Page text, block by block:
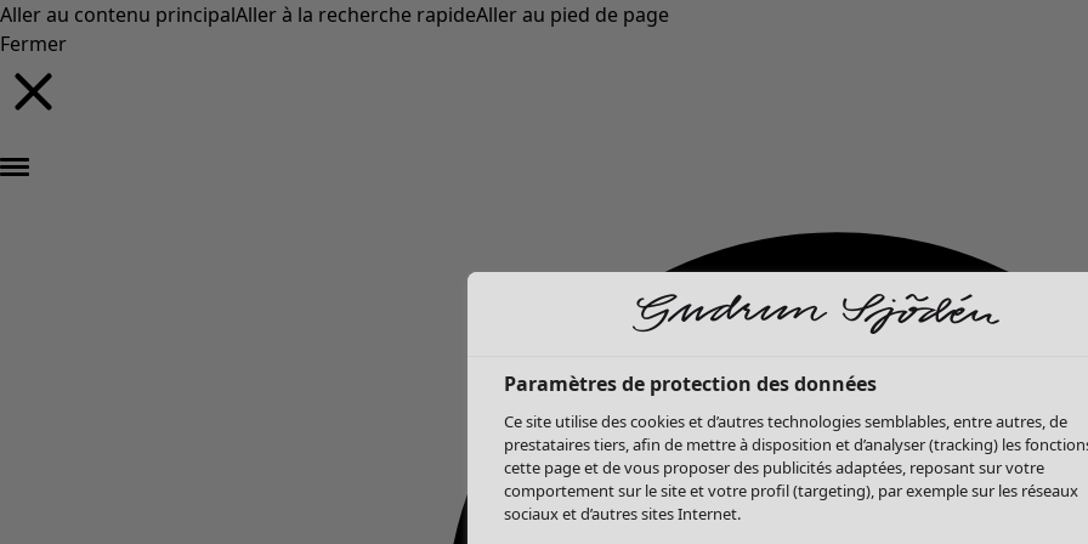
Aller au contenu principalAller à la recherche rapideAller au pied de page
Fermer
Paramètres de protection des données
Ce site utilise des cookies et d’autres technologies semblables, entre autres, de
prestataires tiers, afin de mettre à disposition et d’analyser (tracking) les
cette page et de vous proposer des publicités adaptées, reposant sur votre
comportement sur le site et votre profil (targeting), par exemple sur les réseaux
sociaux et d’autres sites Internet.